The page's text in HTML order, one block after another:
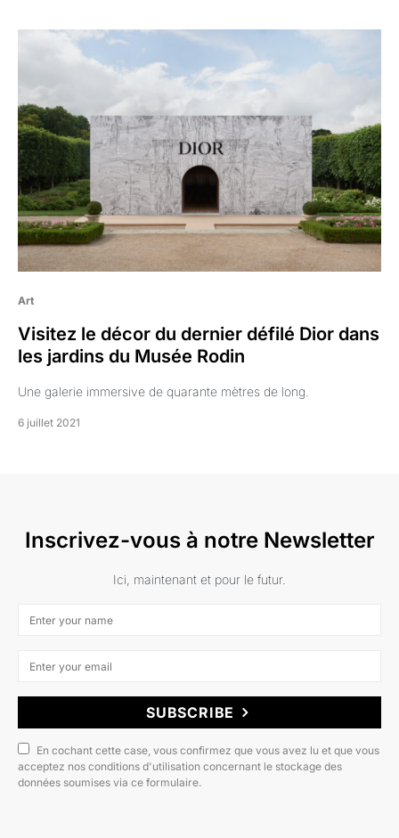
Art
Visitez le décor du dernier défilé Dior dans
les jardins du Musée Rodin
Une galerie immersive de quarante mètres de long.
6 juillet 2021
Inscrivez-vous à notre Newsletter
Ici, maintenant et pour le futur.
SUBSCRIBE
En cochant cette case, vous confirmez que vous avez lu et que vous
acceptez nos conditions d'utilisation concernant le stockage des
données soumises via ce formulaire.